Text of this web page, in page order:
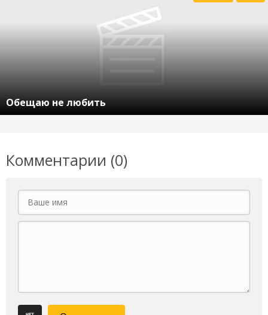
Обещаю не любить
Комментарии (0)